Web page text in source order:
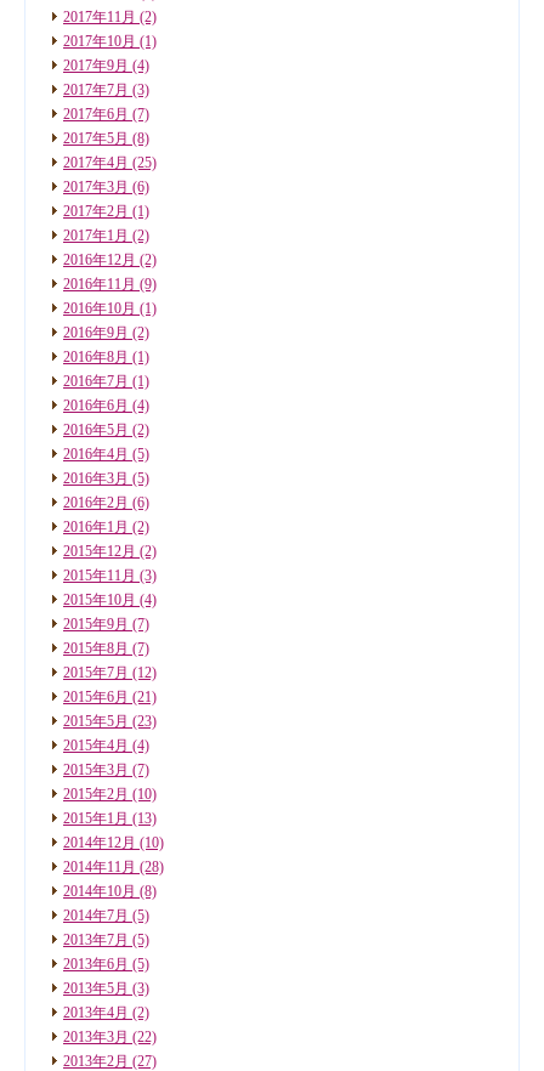
2017年11月 (2)
2017年10月 (1)
2017年9月 (4)
2017年7月 (3)
2017年6月 (7)
2017年5月 (8)
2017年4月 (25)
2017年3月 (6)
2017年2月 (1)
2017年1月 (2)
2016年12月 (2)
2016年11月 (9)
2016年10月 (1)
2016年9月 (2)
2016年8月 (1)
2016年7月 (1)
2016年6月 (4)
2016年5月 (2)
2016年4月 (5)
2016年3月 (5)
2016年2月 (6)
2016年1月 (2)
2015年12月 (2)
2015年11月 (3)
2015年10月 (4)
2015年9月 (7)
2015年8月 (7)
2015年7月 (12)
2015年6月 (21)
2015年5月 (23)
2015年4月 (4)
2015年3月 (7)
2015年2月 (10)
2015年1月 (13)
2014年12月 (10)
2014年11月 (28)
2014年10月 (8)
2014年7月 (5)
2013年7月 (5)
2013年6月 (5)
2013年5月 (3)
2013年4月 (2)
2013年3月 (22)
2013年2月 (27)